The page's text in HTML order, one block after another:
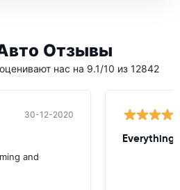
Отзывы
нас на 9.1/10 из 12842
30-12-2020
and
Everything